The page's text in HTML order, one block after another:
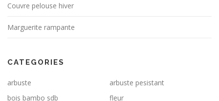
Couvre pelouse hiver
Marguerite rampante
CATEGORIES
arbuste
arbuste pesistant
bois bambo sdb
fleur